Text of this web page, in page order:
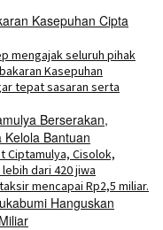
Kasepuhan Cipta
Berserakan,
Bantuan
Hanguskan